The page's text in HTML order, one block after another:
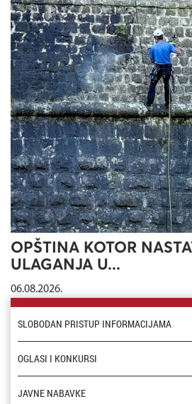
OPŠTINA KOTOR
ULAGANJA U...
06.08.2026.
SLOBODAN PRISTUP INFORMACIJAMA
OGLASI I KONKURSI
JAVNE NABAVKE